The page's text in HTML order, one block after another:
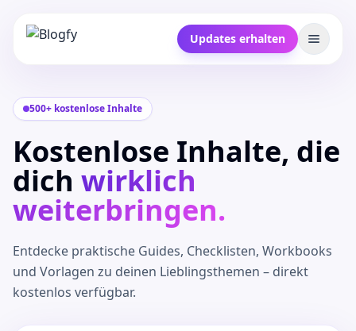
Updates erhalten
500+ kostenlose Inhalte
Kostenlose Inhalte, die
dich wirklich
weiterbringen.
Entdecke praktische Guides, Checklisten, Workbooks
und Vorlagen zu deinen Lieblingsthemen – direkt
kostenlos verfügbar.